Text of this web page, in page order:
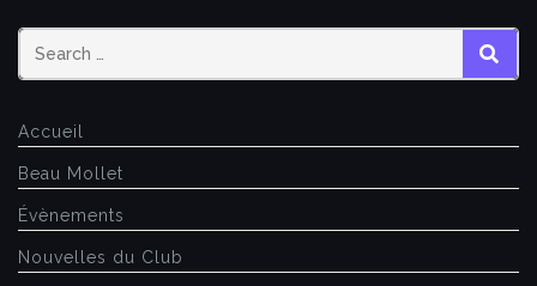
Accueil
Beau Mollet
Évènements
Nouvelles du Club